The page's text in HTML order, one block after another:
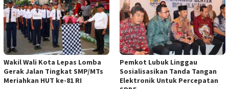
Wakil Wali Kota Lepas Lomba
Gerak Jalan Tingkat SMP/MTs
Meriahkan HUT ke-81 RI
Pemkot Lubuk Linggau
Sosialisasikan Tanda Tangan
Elektronik Untuk Percepatan